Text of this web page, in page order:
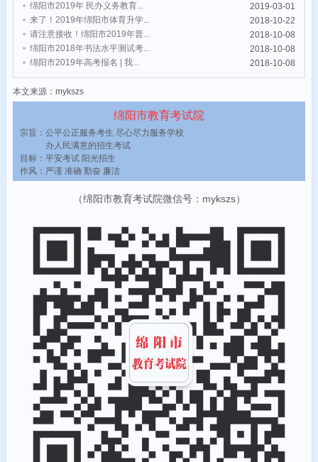
绵阳市2019年 民办义务教育...
2019-03-01
来了！2019年绵阳市体育升学...
2018-10-22
请注意接收！绵阳市2019年普...
2018-10-08
绵阳市2018年书法水平测试考...
2018-10-08
绵阳市2019年高考报名 | 我...
2018-10-08
本文来源：mykszs
绵阳市教育考试院
宗旨：公平公正服务考生 尽心尽力服务学校
办人民满意的招生考试
目标：平安考试 阳光招生
作风：严谨 准确 勤奋 廉洁
（绵阳市教育考试院微信号：mykszs）